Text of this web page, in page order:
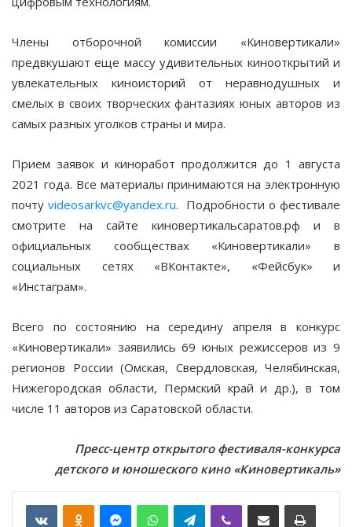
Члены отборочной комиссии «Киновертикали»
предвкушают еще массу удивительных кинооткрытий и
увлекательных киноисторий от неравнодушных и
смелых в своих творческих фантазиях юных авторов из
самых разных уголков страны и мира.
Прием заявок и киноработ продолжится до 1 августа
2021 года. Все материалы принимаются на электронную
почту videosarkvc@yandex.ru. Подробности о фестивале
смотрите на сайте киновертикальсаратов.рф и в
официальных сообществах «Киновертикали» в
социальных сетях «ВКонтакте», «Фейсбук» и
«Инстаграм».
Всего по состоянию на середину апреля в конкурс
«Киновертикали» заявились 69 юных режиссеров из 9
регионов России (Омская, Свердловская, Челябинская,
Нижегородская области, Пермский край и др.), в том
числе 11 авторов из Саратовской области.
Пресс-центр открытого фестиваля-конкурса
детского и юношеского кино «Киновертикаль»
VKontakte WhatsApp Telegram